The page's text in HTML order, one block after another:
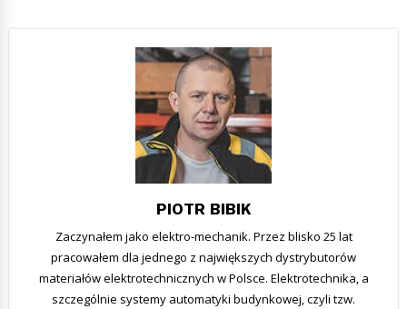
PIOTR BIBIK
Zaczynałem jako elektro-mechanik. Przez blisko 25 lat
pracowałem dla jednego z największych dystrybutorów
materiałów elektrotechnicznych w Polsce. Elektrotechnika, a
szczególnie systemy automatyki budynkowej, czyli tzw.